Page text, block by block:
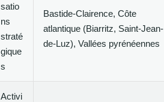
satio
ns
straté
gique
s
Bastide-Clairence, Côte
atlantique (Biarritz, Saint-Jean-
de-Luz), Vallées pyrénéennes
Activi